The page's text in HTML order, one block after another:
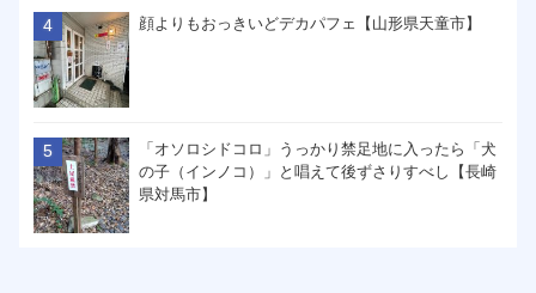
顔よりもおっきいどデカパフェ【山形県天童市】
「オソロシドコロ」うっかり禁足地に入ったら「犬
の子（インノコ）」と唱えて後ずさりすべし【長崎
県対馬市】